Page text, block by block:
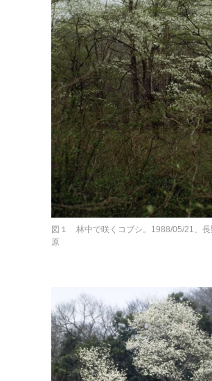
図１ 林中で咲くコブシ。1988/05/21、長
原